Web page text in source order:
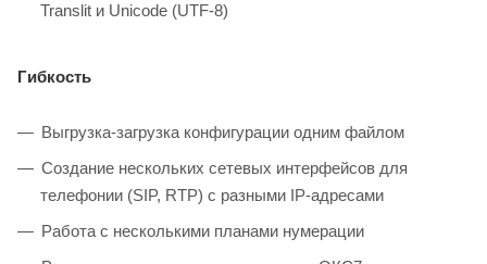
Translit и Unicode (UTF-8)
Гибкость
Выгрузка-загрузка конфигурации одним файлом
Создание нескольких сетевых интерфейсов для
телефонии (SIP, RTP) с разными IP-адресами
Работа с несколькими планами нумерации